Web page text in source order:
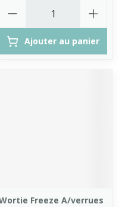
Ajouter au panier
Freeze A/verrues